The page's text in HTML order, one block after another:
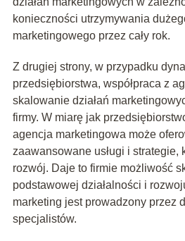
konieczności utrzymywania
marketingowego przez cały rok.
Z drugiej strony, w przypadku
przedsiębiorstwa, współpraca z
skalowanie działań
firmy. W miarę jak
agencja marketingowa może
zaawansowane usługi i strategie,
rozwój. Daje to firmie możliwość
podstawowej działalności i
marketing jest prowadzony przez
specjalistów.